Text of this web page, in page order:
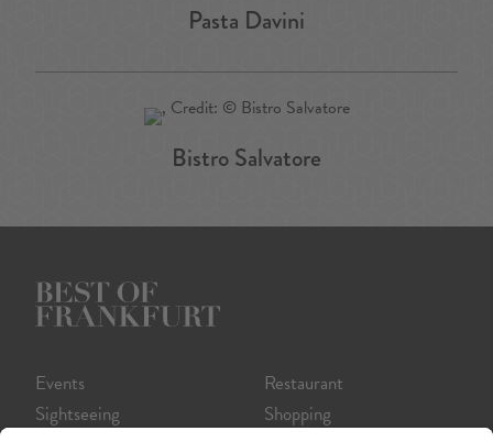
Pasta Davini
Bistro Salvatore
Events
Sightseeing
Restaurant
Shopping